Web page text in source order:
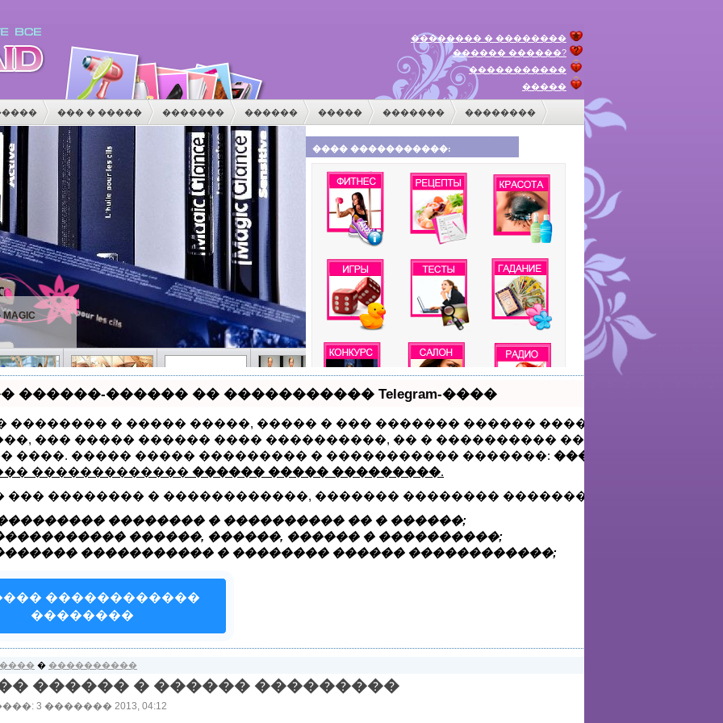
�������� � ��������
������ ������?
�����������
�����
��� � ����� ������� ������ ����� ������� ��������
������
��
��� �����
�������
������
����
���������
��
���������
�����-����
2012-2013
���� �����������:
������-������ �� ����������� Telegram-����
�������� � ����� �����, ����� � ��� ������� ������ �������� ������.
��� ����� ������ ���� ����������, �� � ���������� �������� �
����. ����� ����� ��������� � ����������� �������: ������ VisitTime.
������������� ������ ����� ���������.
��� �������� � ������������, ������� �������� ������� �������:
�������� � ���������� �� � ������;
������, ������, ������ � ����������;
����������� � �������� ������ ������������;
������������
��������
� ����������
������ � ������ ���������
3 ������� 2013, 04:12